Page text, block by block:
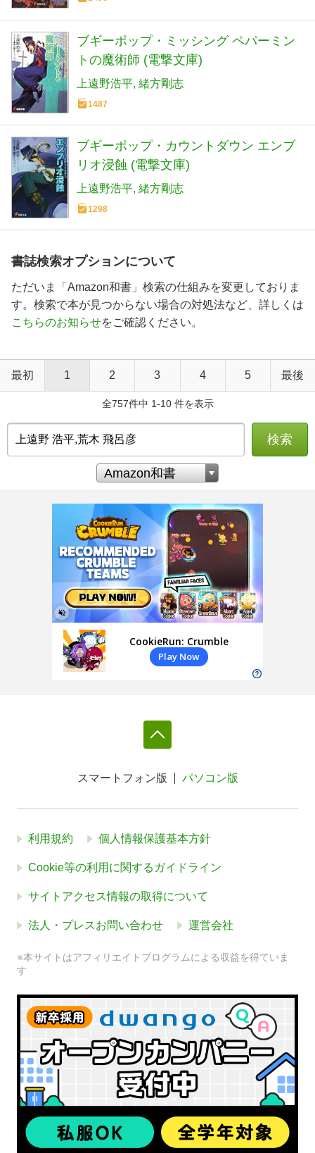
ブギーポップ・ミッシング ペパーミン
トの魔術師 (電撃文庫)
上遠野浩平 緒方剛志
1487
ブギーポップ・カウントダウン エンブ
リオ浸蝕 (電撃文庫)
上遠野浩平 緒方剛志
1298
書誌検索オプションについて
ただいま「Amazon和書」検索の仕組みを変更しておりま
す。検索で本が見つからない場合の対処法など、詳しくは
こちらのお知らせをご確認ください。
最初 1 2 3 4 5 最後
全757件中 1-10 件を表示
検索
スマートフォン版 パソコン版
利用規約 個人情報保護基本方針
Cookie等の利用に関するガイドライン
サイトアクセス情報の取得について
法人・プレスお問い合わせ 運営会社
※本サイトはアフィリエイトプログラムによる収益を得ていま
す